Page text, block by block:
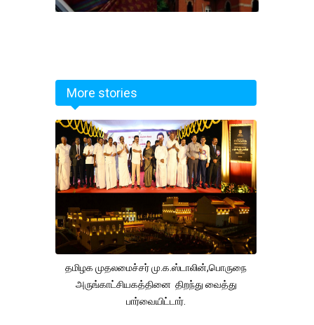
More stories
தமிழக முதலமைச்சர் மு.க.ஸ்டாலின்,பொருநை
அருங்காட்சியகத்தினை திறந்து வைத்து
பார்வையிட்டார்.